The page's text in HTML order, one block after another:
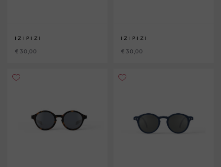
IZIPIZI
€ 30,00
IZIPIZI
€ 30,00